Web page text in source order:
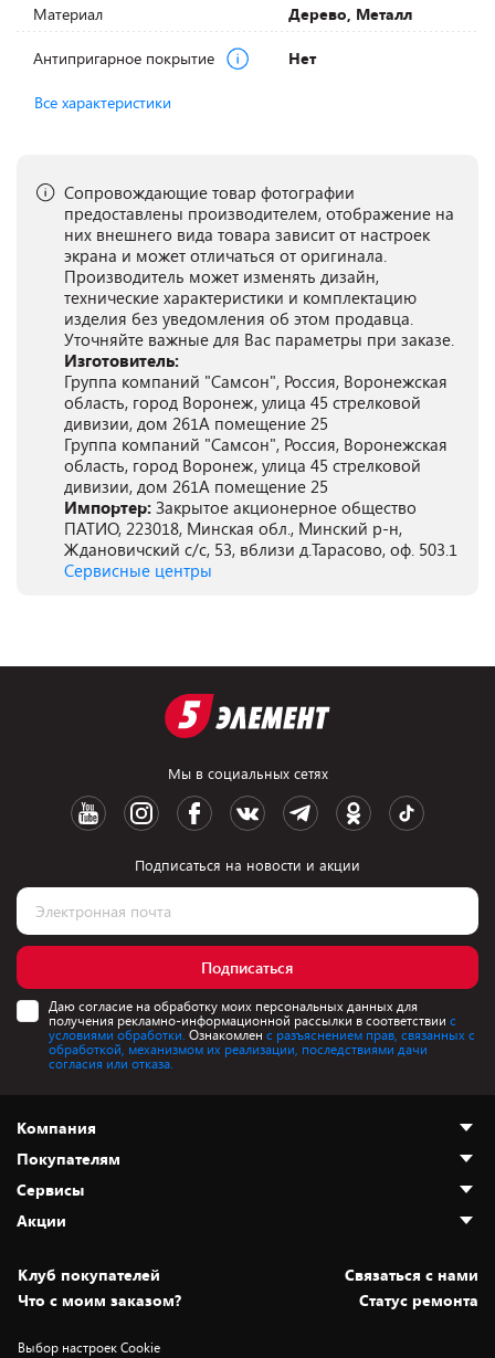
Материал Дерево, Металл
Антипригарное покрытие Нет
Все характеристики
Сопровождающие товар фотографии
предоставлены производителем, отображение на
них внешнего вида товара зависит от настроек
экрана и может отличаться от оригинала.
Производитель может изменять дизайн,
технические характеристики и комплектацию
изделия без уведомления об этом продавца.
Уточняйте важные для Вас параметры при заказе.
Изготовитель:
Группа компаний "Самсон", Россия, Воронежская
область, город Воронеж, улица 45 стрелковой
дивизии, дом 261А помещение 25
Группа компаний "Самсон", Россия, Воронежская
область, город Воронеж, улица 45 стрелковой
дивизии, дом 261А помещение 25
Импортер: Закрытое акционерное общество
ПАТИО, 223018, Минская обл., Минский р-н,
Ждановичский с/с, 53, вблизи д.Тарасово, оф. 503.1
Сервисные центры
Мы в социальных сетях
Подписаться на новости и акции
Подписаться
Даю согласие на обработку моих персональных данных для
получения рекламно-информационной рассылки в соответствии с
условиями обработки. Ознакомлен с разъяснением прав, связанных с
обработкой, механизмом их реализации, последствиями дачи
согласия или отказа.
Компания
О нас
Адреса магазинов
Новости
Статьи и обзоры
Вакансии
Дай пять добру!
Покупателям
Как сделать заказ
Оплата и доставка
Безналичный расчёт
Обмен и возврат товара
Сервисы
Установка техники
Для игровых консолей
Акции
Скидки и промокоды
Белорусские товары
Клуб покупателей
Cвязаться с нами
Что с моим заказом?
Статус ремонта
Выбор настроек Cookie